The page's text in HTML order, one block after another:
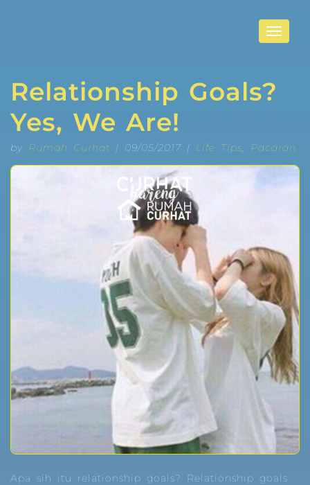
Toggle
Relationship Goals?
Yes, We Are!
by Rumah Curhat | 09/05/2017 | Life Tips, Pacaran
Apa sih itu relationship goals? Relationship goals